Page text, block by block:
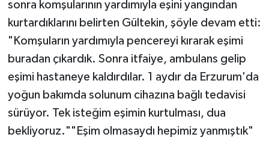
sonra komşularının yardımıyla eşini yangından
kurtardıklarını belirten Gültekin, şöyle devam etti:
"Komşuların yardımıyla pencereyi kırarak eşimi
buradan çıkardık. Sonra itfaiye, ambulans gelip
eşimi hastaneye kaldırdılar. 1 aydır da Erzurum'da
yoğun bakımda solunum cihazına bağlı tedavisi
sürüyor. Tek isteğim eşimin kurtulması, dua
bekliyoruz.""Eşim olmasaydı hepimiz yanmıştık"